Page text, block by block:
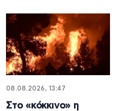
08.08.2026, 13:47
Στο «κόκκινο» η